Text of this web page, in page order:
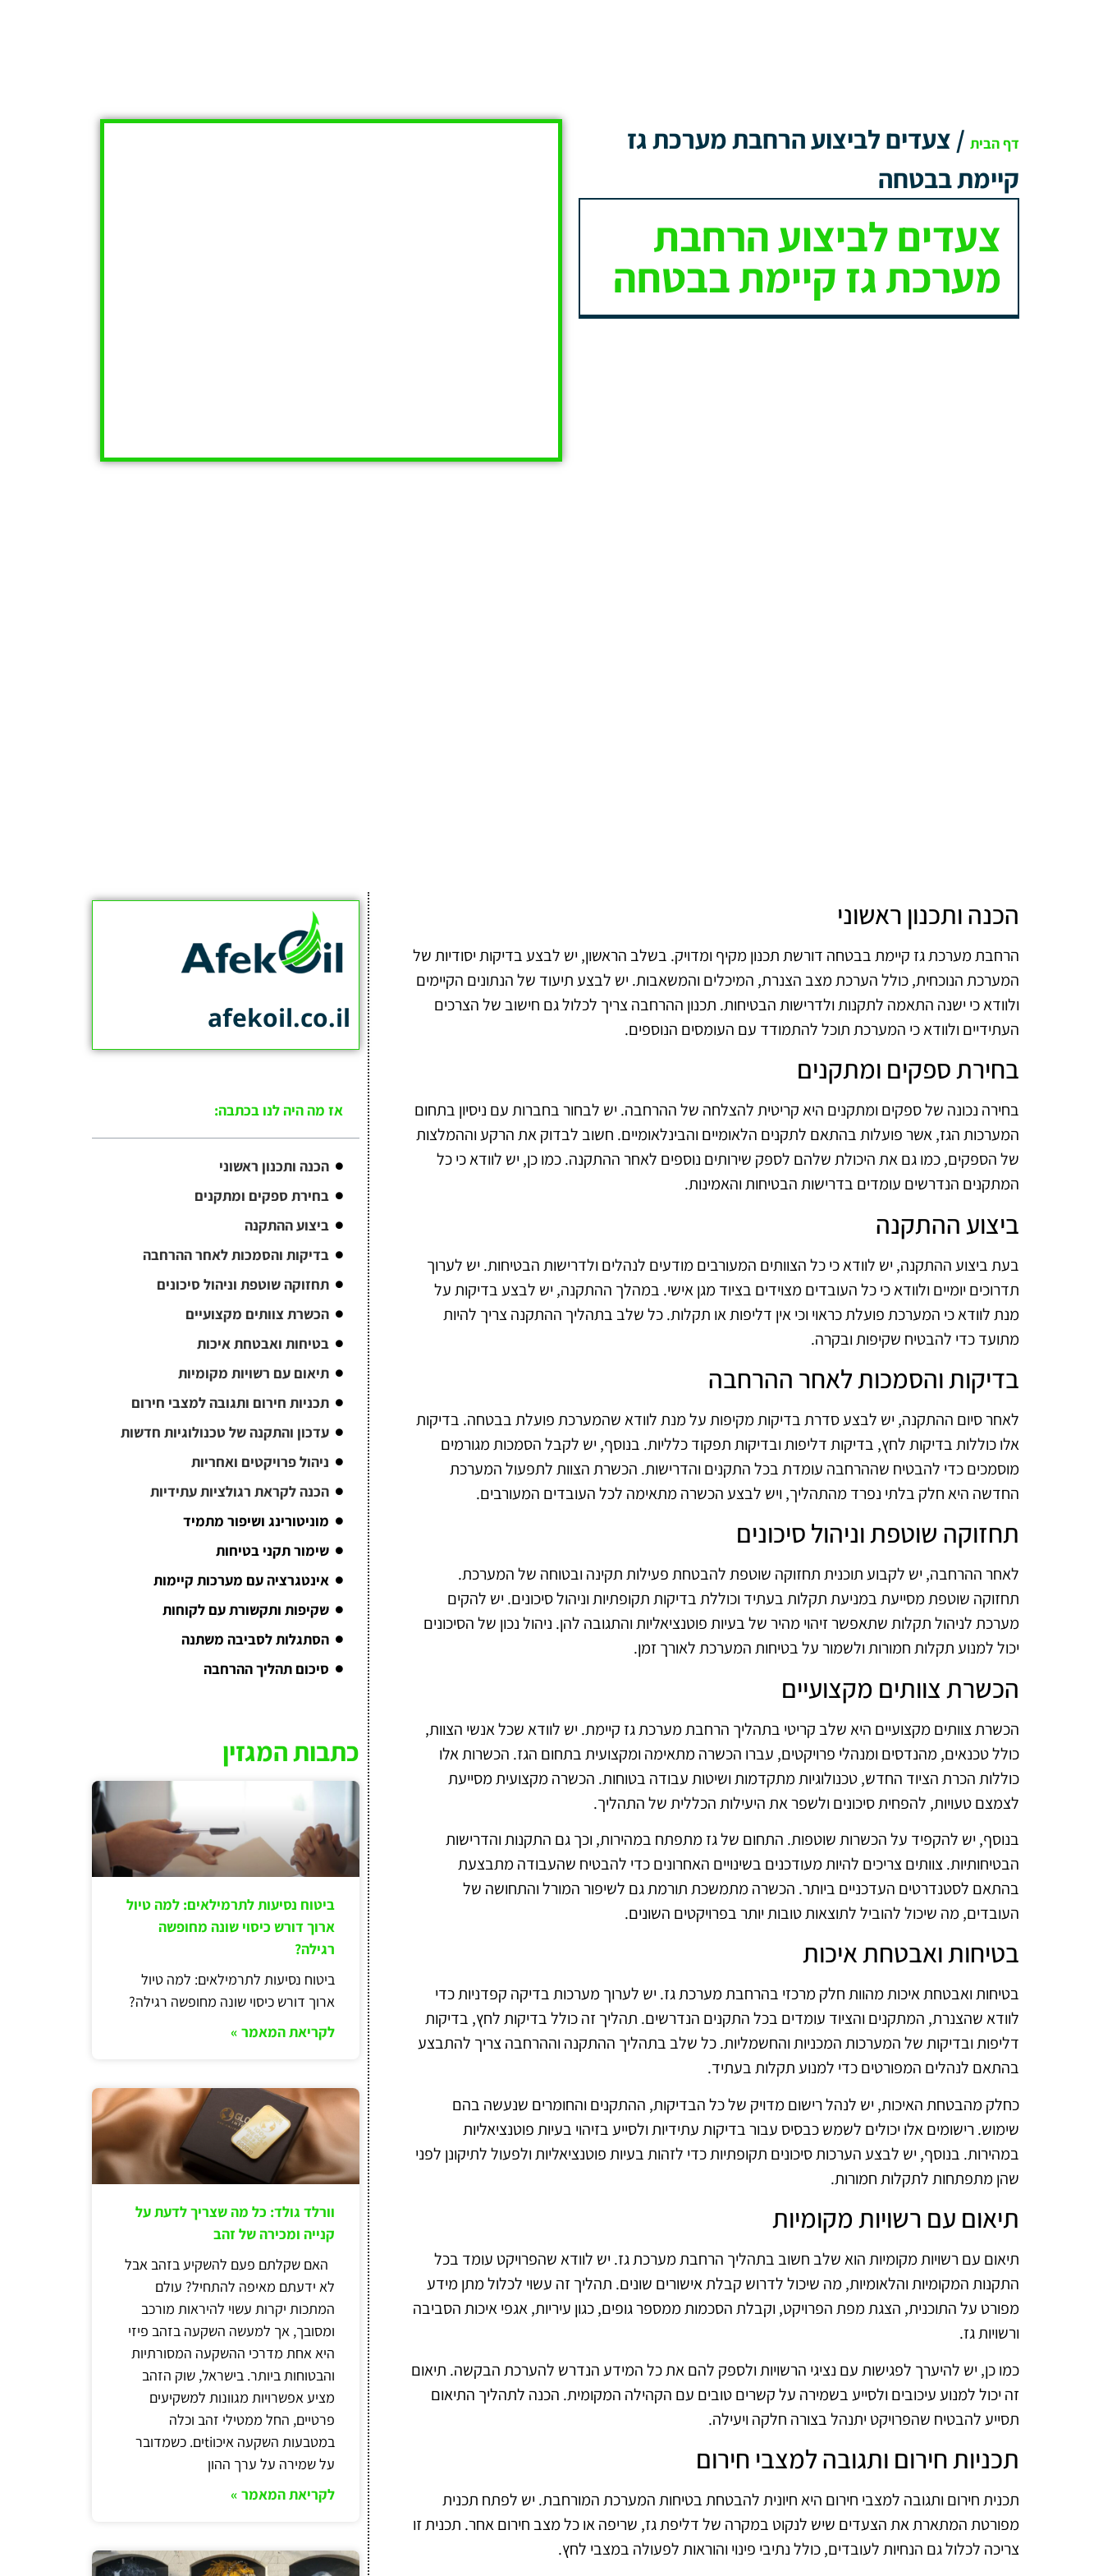
דף הבית /צעדים לביצוע הרחבת מערכת גז
קיימת בבטחה
צעדים לביצוע הרחבת
מערכת גז קיימת בבטחה
הכנה ותכנון ראשוני
הרחבת מערכת גז קיימת בבטחה דורשת תכנון מקיף ומדויק. בשלב הראשון, יש לבצע בדיקות יסודיות של
המערכת הנוכחית, כולל הערכת מצב הצנרת, המיכלים והמשאבות. יש לבצע תיעוד של הנתונים הקיימים
ולוודא כי ישנה התאמה לתקנות ולדרישות הבטיחות. תכנון ההרחבה צריך לכלול גם חישוב של הצרכים
העתידיים ולוודא כי המערכת תוכל להתמודד עם העומסים הנוספים.
בחירת ספקים ומתקנים
בחירה נכונה של ספקים ומתקנים היא קריטית להצלחה של ההרחבה. יש לבחור בחברות עם ניסיון בתחום
המערכות הגז, אשר פועלות בהתאם לתקנים הלאומיים והבינלאומיים. חשוב לבדוק את הרקע וההמלצות
של הספקים, כמו גם את היכולת שלהם לספק שירותים נוספים לאחר ההתקנה. כמו כן, יש לוודא כי כל
המתקנים הנדרשים עומדים בדרישות הבטיחות והאמינות.
ביצוע ההתקנה
בעת ביצוע ההתקנה, יש לוודא כי כל הצוותים המעורבים מודעים לנהלים ולדרישות הבטיחות. יש לערוך
תדרוכים יומיים ולוודא כי כל העובדים מצוידים בציוד מגן אישי. במהלך ההתקנה, יש לבצע בדיקות על
מנת לוודא כי המערכת פועלת כראוי וכי אין דליפות או תקלות. כל שלב בתהליך ההתקנה צריך להיות
מתועד כדי להבטיח שקיפות ובקרה.
בדיקות והסמכות לאחר ההרחבה
לאחר סיום ההתקנה, יש לבצע סדרת בדיקות מקיפות על מנת לוודא שהמערכת פועלת בבטחה. בדיקות
אלו כוללות בדיקות לחץ, בדיקות דליפות ובדיקות תפקוד כלליות. בנוסף, יש לקבל הסמכות מגורמים
מוסמכים כדי להבטיח שההרחבה עומדת בכל התקנים והדרישות. הכשרת הצוות לתפעול המערכת
החדשה היא חלק בלתי נפרד מהתהליך, ויש לבצע הכשרה מתאימה לכל העובדים המעורבים.
תחזוקה שוטפת וניהול סיכונים
לאחר ההרחבה, יש לקבוע תוכנית תחזוקה שוטפת להבטחת פעילות תקינה ובטוחה של המערכת.
תחזוקה שוטפת מסייעת במניעת תקלות בעתיד וכוללת בדיקות תקופתיות וניהול סיכונים. יש להקים
מערכת לניהול תקלות שתאפשר זיהוי מהיר של בעיות פוטנציאליות והתגובה להן. ניהול נכון של הסיכונים
יכול למנוע תקלות חמורות ולשמור על בטיחות המערכת לאורך זמן.
הכשרת צוותים מקצועיים
הכשרת צוותים מקצועיים היא שלב קריטי בתהליך הרחבת מערכת גז קיימת. יש לוודא שכל אנשי הצוות,
כולל טכנאים, מהנדסים ומנהלי פרויקטים, עברו הכשרה מתאימה ומקצועית בתחום הגז. הכשרות אלו
כוללות הכרת הציוד החדש, טכנולוגיות מתקדמות ושיטות עבודה בטוחות. הכשרה מקצועית מסייעת
לצמצם טעויות, להפחית סיכונים ולשפר את היעילות הכללית של התהליך.
בנוסף, יש להקפיד על הכשרות שוטפות. התחום של גז מתפתח במהירות, וכך גם התקנות והדרישות
הבטיחותיות. צוותים צריכים להיות מעודכנים בשינויים האחרונים כדי להבטיח שהעבודה מתבצעת
בהתאם לסטנדרטים העדכניים ביותר. הכשרה מתמשכת תורמת גם לשיפור המורל והתחושה של
העובדים, מה שיכול להוביל לתוצאות טובות יותר בפרויקטים השונים.
בטיחות ואבטחת איכות
בטיחות ואבטחת איכות מהוות חלק מרכזי בהרחבת מערכת גז. יש לערוך מערכות בדיקה קפדניות כדי
לוודא שהצנרת, המתקנים והציוד עומדים בכל התקנים הנדרשים. תהליך זה כולל בדיקות לחץ, בדיקות
דליפות ובדיקות של המערכות המכניות והחשמליות. כל שלב בתהליך ההתקנה וההרחבה צריך להתבצע
בהתאם לנהלים המפורטים כדי למנוע תקלות בעתיד.
כחלק מהבטחת האיכות, יש לנהל רישום מדויק של כל הבדיקות, ההתקנים והחומרים שנעשה בהם
שימוש. רישומים אלו יכולים לשמש כבסיס עבור בדיקות עתידיות ולסייע בזיהוי בעיות פוטנציאליות
במהירות. בנוסף, יש לבצע הערכות סיכונים תקופתיות כדי לזהות בעיות פוטנציאליות ולפעול לתיקונן לפני
שהן מתפתחות לתקלות חמורות.
תיאום עם רשויות מקומיות
תיאום עם רשויות מקומיות הוא שלב חשוב בתהליך הרחבת מערכת גז. יש לוודא שהפרויקט עומד בכל
התקנות המקומיות והלאומיות, מה שיכול לדרוש קבלת אישורים שונים. תהליך זה עשוי לכלול מתן מידע
מפורט על התוכנית, הצגת מפת הפרויקט, וקבלת הסכמות ממספר גופים, כגון עיריות, אגפי איכות הסביבה
ורשויות גז.
כמו כן, יש להיערך לפגישות עם נציגי הרשויות ולספק להם את כל המידע הנדרש להערכת הבקשה. תיאום
זה יכול למנוע עיכובים ולסייע בשמירה על קשרים טובים עם הקהילה המקומית. הכנה לתהליך התיאום
תסייע להבטיח שהפרויקט יתנהל בצורה חלקה ויעילה.
תכניות חירום ותגובה למצבי חירום
תכנית חירום ותגובה למצבי חירום היא חיונית להבטחת בטיחות המערכת המורחבת. יש לפתח תכנית
מפורטת המתארת את הצעדים שיש לנקוט במקרה של דליפת גז, שריפה או כל מצב חירום אחר. תכנית זו
צריכה לכלול גם הנחיות לעובדים, כולל נתיבי פינוי והוראות לפעולה במצבי לחץ.
afekoil.co.il
אז מה היה לנו בכתבה:
הכנה ותכנון ראשוני
בחירת ספקים ומתקנים
ביצוע ההתקנה
בדיקות והסמכות לאחר ההרחבה
תחזוקה שוטפת וניהול סיכונים
הכשרת צוותים מקצועיים
בטיחות ואבטחת איכות
תיאום עם רשויות מקומיות
תכניות חירום ותגובה למצבי חירום
עדכון והתקנה של טכנולוגיות חדשות
ניהול פרויקטים ואחריות
הכנה לקראת רגולציות עתידיות
מוניטורינג ושיפור מתמיד
שימור תקני בטיחות
אינטגרציה עם מערכות קיימות
שקיפות ותקשורת עם לקוחות
הסתגלות לסביבה משתנה
סיכום תהליך ההרחבה
כתבות המגזין
ביטוח נסיעות לתרמילאים: למה טיול
ארוך דורש כיסוי שונה מחופשה
רגילה?
ביטוח נסיעות לתרמילאים: למה טיול
ארוך דורש כיסוי שונה מחופשה רגילה?
לקריאת המאמר »
וורלד גולד: כל מה שצריך לדעת על
קנייה ומכירה של זהב
האם שקלתם פעם להשקיע בזהב אבל
לא ידעתם מאיפה להתחיל? עולם
המתכות יקרות עשוי להיראות מורכב
ומסובך, אך למעשה השקעה בזהב פיזי
היא אחת מדרכי ההשקעה המסורתיות
והבטוחות ביותר. בישראל, שוק הזהב
מציע אפשרויות מגוונות למשקיעים
פרטיים, החל ממטילי זהב וכלה
במטבעות השקעה איכוtiים. כשמדובר
על שמירה על ערך ההון
לקריאת המאמר »